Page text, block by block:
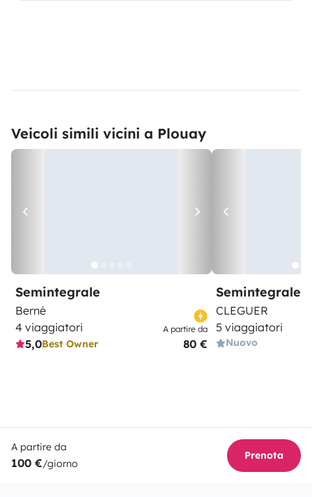
Veicoli simili vicini a Plouay
Semintegrale
Berné
4 viaggiatori
5,0Best Owner
A partire da
80 €
Semintegrale
CLEGUER
5 viaggiatori
Nuovo
A partire da
100 €/giorno
Prenota